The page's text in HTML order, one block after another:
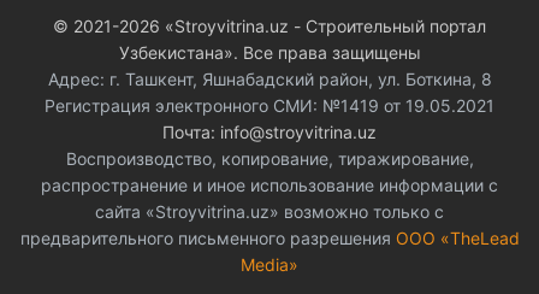
© 2021-2026 «Stroyvitrina.uz - Строительный портал
Узбекистана». Все права защищены
Адрес: г. Ташкент, Яшнабадский район, ул. Боткина, 8
Регистрация электронного СМИ: №1419 от 19.05.2021
Почта: info@stroyvitrina.uz
Воспроизводство, копирование, тиражирование,
распространение и иное использование информации с
сайта «Stroyvitrina.uz» возможно только с
предварительного письменного разрешения ООО «TheLead
Media»